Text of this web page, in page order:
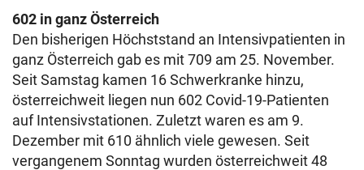
602 in ganz Österreich
Den bisherigen Höchststand an Intensivpatienten in
ganz Österreich gab es mit 709 am 25. November.
Seit Samstag kamen 16 Schwerkranke hinzu,
österreichweit liegen nun 602 Covid-19-Patienten
auf Intensivstationen. Zuletzt waren es am 9.
Dezember mit 610 ähnlich viele gewesen. Seit
vergangenem Sonntag wurden österreichweit 48